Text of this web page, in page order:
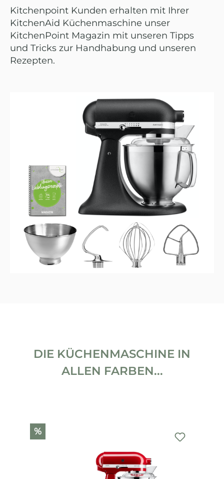
Kitchenpoint Kunden erhalten mit Ihrer
KitchenAid Küchenmaschine unser
KitchenPoint Magazin mit unseren Tipps
und Tricks zur Handhabung und unseren
Rezepten.
DIE KÜCHENMASCHINE IN
ALLEN FARBEN...
Produktgalerie überspringen
%